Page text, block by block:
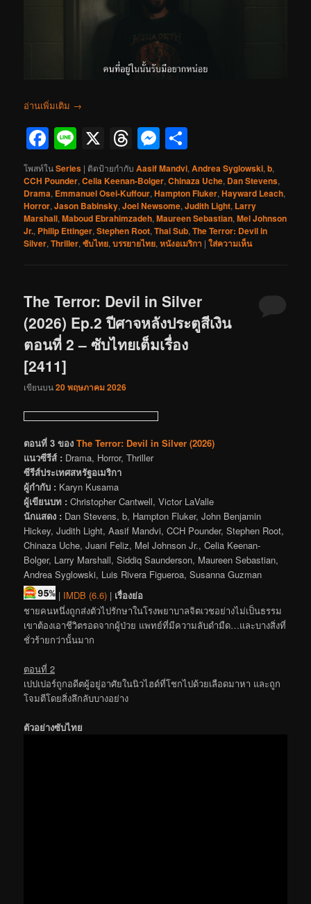
อ่านเพิ่มเติม →
Facebook
Line
X Threads
Messenger
โพสท์ในSeries | ติดป้ายกำกับ Aasif Mandvi,Andrea Syglowski,b,
CCH Pounder,Celia Keenan-Bolger,Chinaza Uche, Dan Stevens,
Drama, Emmanuel Osei-Kuffour,Hampton Fluker,Hayward Leach,
Horror,Jason Babinsky,Joel Newsome,Judith Light, Larry
Marshall,Maboud Ebrahimzadeh,Maureen Sebastian,Mel Johnson
Jr., Philip Ettinger,Stephen Root,Thai Sub,The Terror: Devil in
Silver,Thriller,ซับไทย,บรรยายไทย,หนังอเมริกา |ใส่ความเห็น
The Terror: Devil in Silver
(2026) Ep.2 ปีศาจหลังประตูสีเงิน
ตอนที่ 2 – ซับไทยเต็มเรื่อง
[2411]
เขียนบน20 พฤษภาคม 2026
ตอนที่ 3 ของ The Terror: Devil in Silver (2026)
แนวซีรีส์ : Drama, Horror, Thriller
ซีรีส์ประเทศสหรัฐอเมริกา
ผู้กำกับ : Karyn Kusama
ผู้เขียนบท : Christopher Cantwell, Victor LaValle
นักแสดง : Dan Stevens, b, Hampton Fluker, John Benjamin
Hickey, Judith Light, Aasif Mandvi, CCH Pounder, Stephen Root,
Chinaza Uche, Juani Feliz, Mel Johnson Jr., Celia Keenan-
Bolger, Larry Marshall, Siddiq Saunderson, Maureen Sebastian,
Andrea Syglowski, Luis Rivera Figueroa, Susanna Guzman
| IMDB (6.6)| เรื่องย่อ
ชายคนหนึ่งถูกส่งตัวไปรักษาในโรงพยาบาลจิตเวชอย่างไม่เป็นธรรม
เขาต้องเอาชีวิตรอดจากผู้ป่วย แพทย์ที่มีความลับดำมืด…และบางสิ่งที่
ชั่วร้ายกว่านั้นมาก
ตอนที่ 2
เปปเปอร์ถูกอดีตผู้อยู่อาศัยในนิวไฮด์ที่โชกไปด้วยเลือดมาหา และถูก
โจมตีโดยสิ่งลึกลับบางอย่าง
ตัวอย่างซับไทย